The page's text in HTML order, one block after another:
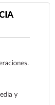
los
El
de
y